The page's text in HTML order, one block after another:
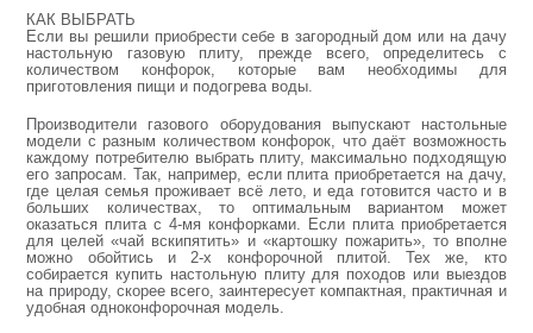
КАК ВЫБРАТЬ
Если вы решили приобрести себе в загородный дом или на дачу
настольную газовую плиту, прежде всего, определитесь с
количеством конфорок, которые вам необходимы для
приготовления пищи и подогрева воды.
Производители газового оборудования выпускают настольные
модели с разным количеством конфорок, что даёт возможность
каждому потребителю выбрать плиту, максимально подходящую
его запросам. Так, например, если плита приобретается на дачу,
где целая семья проживает всё лето, и еда готовится часто и в
больших количествах, то оптимальным вариантом может
оказаться плита с 4-мя конфорками. Если плита приобретается
для целей «чай вскипятить» и «картошку пожарить», то вполне
можно обойтись и 2-х конфорочной плитой. Тех же, кто
собирается купить настольную плиту для походов или выездов
на природу, скорее всего, заинтересует компактная, практичная и
удобная одноконфорочная модель.